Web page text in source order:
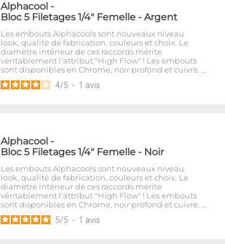
Alphacool -
Bloc 5 Filetages 1/4" Femelle - Argent
Les embouts Alphacools sont nouveaux niveau
look, qualité de fabrication, couleurs et choix. Le
diamètre intérieur de ces raccords mérite
véritablement l'attribut "High Flow" ! Les embouts
sont disponibles en Chrome, noir profond et cuivre. …
4/5 - 1 avis
Alphacool -
Bloc 5 Filetages 1/4" Femelle - Noir
Les embouts Alphacools sont nouveaux niveau
look, qualité de fabrication, couleurs et choix. Le
diamètre intérieur de ces raccords mérite
véritablement l'attribut "High Flow" ! Les embouts
sont disponibles en Chrome, noir profond et cuivre. …
5/5 - 1 avis